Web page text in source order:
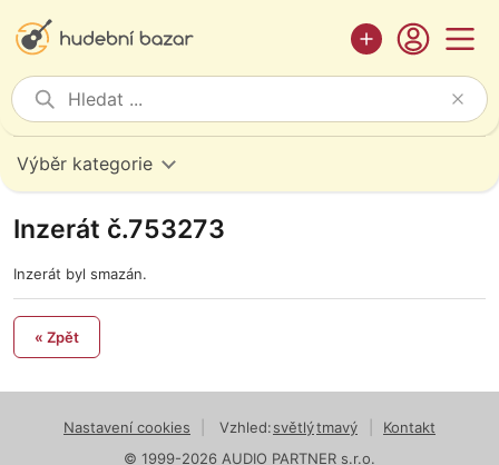
Výběr kategorie
Inzerát č.753273
Inzerát byl smazán.
« Zpět
Nastavení cookies Vzhled:světlýtmavý
Kontakt
© 1999-2026 AUDIO PARTNER s.r.o.